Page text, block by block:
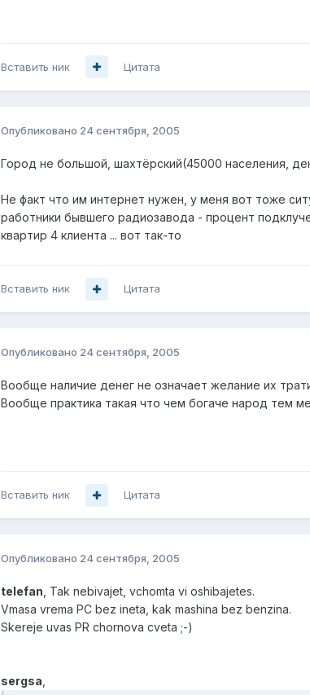
Вставить ник Цитата
Опубликовано 24 сентября, 2005
Город не большой, шахтёрский(45000 населения,
Не факт что им интернет нужен, у меня вот тоже
работники бывшего радиозавода - процент
квартир 4 клиента ... вот так-то
Вставить ник Цитата
Опубликовано 24 сентября, 2005
Вообще наличие денег не означает желание их
Вообще практика такая что чем богаче народ тем
Вставить ник Цитата
Опубликовано 24 сентября, 2005
telefan , Tak nebivajet, vchomta vi oshibajetes.
Vmasa vrema PC bez ineta, kak mashina bez benzina.
Skereje uvas PR chornova cveta ;-)
sergsa